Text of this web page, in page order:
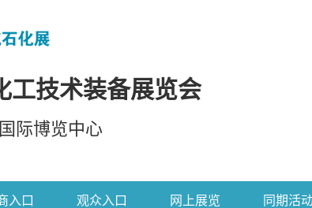
工技术装备展览会
际博览中心
入口 观众入口 网上展览 同期活